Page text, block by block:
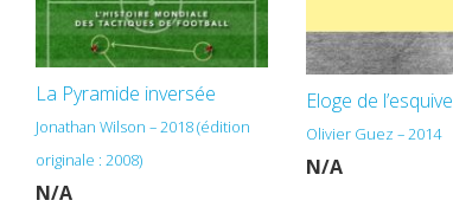
La Pyramide inversée
Jonathan Wilson – 2018 (édition
originale : 2008)
N/A
Eloge de l’esquive
Olivier Guez – 2014
N/A